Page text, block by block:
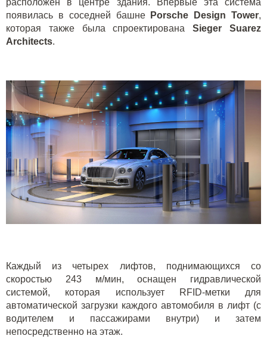
расположен в центре здания. Впервые эта система
появилась в соседней башне
Porsche Design Tower,
которая также была спроектированаSieger Suarez
Architects.
Каждый из четырех лифтов, поднимающихся со
скоростью 243 м/мин, оснащен гидравлической
системой, которая использует RFID-метки для
автоматической загрузки каждого автомобиля в лифт (с
водителем и пассажирами внутри) и затем
непосредственно на этаж.